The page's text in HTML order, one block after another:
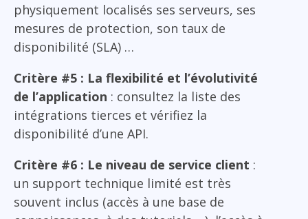
physiquement localisés ses serveurs, ses
mesures de protection, son taux de
disponibilité (SLA) …
Critère #5 : La flexibilité et l’évolutivité
de l’application : consultez la liste des
intégrations tierces et vérifiez la
disponibilité d’une API.
Critère #6 : Le niveau de service client :
un support technique limité est très
souvent inclus (accès à une base de